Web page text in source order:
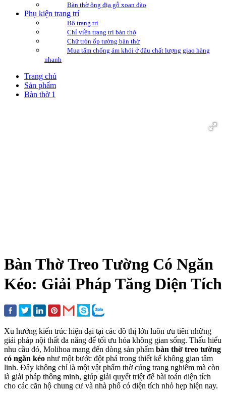
Bàn thờ ông địa gỗ xoan đào
Phụ kiện trang trí
Bộ trang trí
Chỉ viền trang trí bàn thờ
Chữ tròn ốp tường bàn thờ
Mua tấm chống ám khói ở đâu chất lượng giao hàng
nhanh
Trang chủ
Sản phẩm
Bàn thờ 1
Bàn Thờ Treo Tường Có Ngăn
Kéo: Giải Pháp Tăng Diện Tích
Xu hướng kiến trúc hiện đại tại các đô thị lớn luôn ưu tiên những
giải pháp nội thất đa năng để tối ưu hóa không gian sống. Thấu hiểu
nhu cầu đó, Molihoa mang đến dòng sản phẩm bàn thờ treo tường
có ngăn kéo như một bước đột phá trong thiết kế không gian tâm
linh. Đây không chỉ là một vật phẩm thờ cúng trang nghiêm mà còn
là giải pháp thông minh, giúp giải quyết triệt để bài toán diện tích
cho các căn hộ chung cư và nhà phố có diện tích nhỏ hẹp hiện nay.